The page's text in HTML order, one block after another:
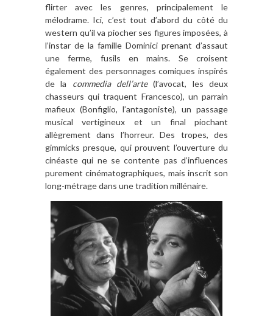
flirter avec les genres, principalement le
mélodrame. Ici, c’est tout d’abord du côté du
western qu’il va piocher ses figures imposées, à
l’instar de la famille Dominici prenant d’assaut
une ferme, fusils en mains. Se croisent
également des personnages comiques inspirés
de la commedia dell’arte(l’avocat, les deux
chasseurs qui traquent Francesco), un parrain
mafieux (Bonfiglio, l’antagoniste), un passage
musical vertigineux et un final piochant
allègrement dans l’horreur. Des tropes, des
gimmicks presque, qui prouvent l’ouverture du
cinéaste qui ne se contente pas d’influences
purement cinématographiques, mais inscrit son
long-métrage dans une tradition millénaire.